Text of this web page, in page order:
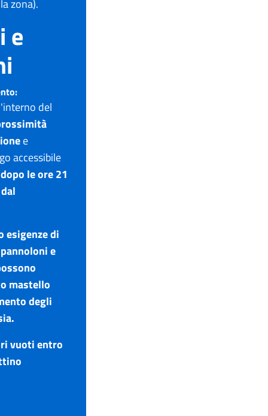
zona).
e
del
e
accessibile
le ore 21
esigenze di
e
mastello
degli
vuoti entro